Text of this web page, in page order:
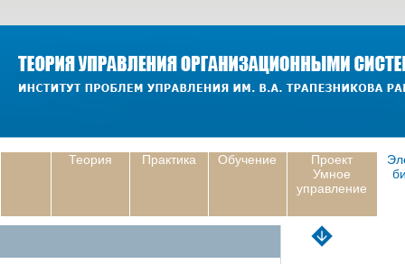
Теория Практика Обучение
Проект
Умное
управление